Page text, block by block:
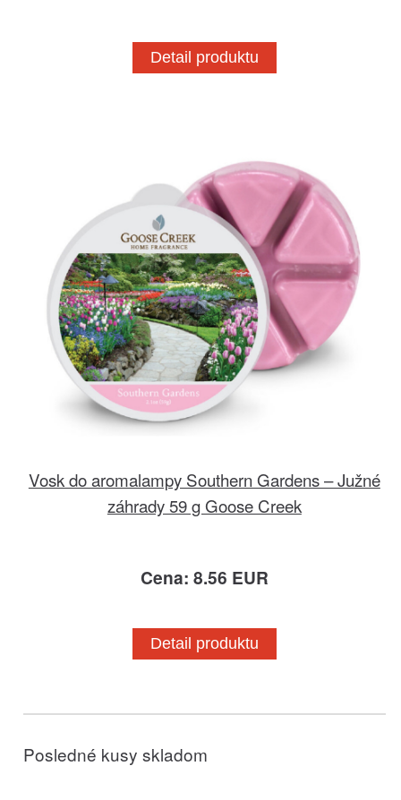
Detail produktu
Vosk do aromalampy Southern Gardens – Južné
záhrady 59 g Goose Creek
Cena: 8.56 EUR
Detail produktu
Posledné kusy skladom